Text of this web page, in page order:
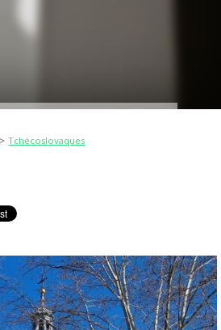
Tchécoslovaques